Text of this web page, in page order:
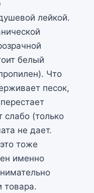
лейкой.
белый
Что
песок,
слабо (только
не дает.
тоже
именно
товара.